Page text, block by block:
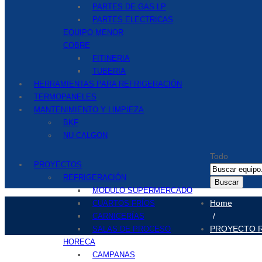
PARTES DE GAS LP
PARTES ELECTRICAS
EQUIPO MENOR
COBRE
FITINERIA
TUBERIA
HERRAMIENTAS PARA REFRIGERACIÓN
TERMOPANELES
MANTENIMIENTO Y LIMPIEZA
BKF
NU-CALGON
PROYECTOS
REFRIGERACIÓN
MODULO SUPERMERCADO
CUARTOS FRÍOS
CARNICERÍAS
SALAS DE PROCESO
HORECA
CAMPANAS
Todo
Buscar
Home
/
PROYECTO